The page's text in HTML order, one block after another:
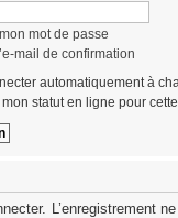
mot de passe
mail de confirmation
automatiquement à
statut en ligne pour
L’enregistrement